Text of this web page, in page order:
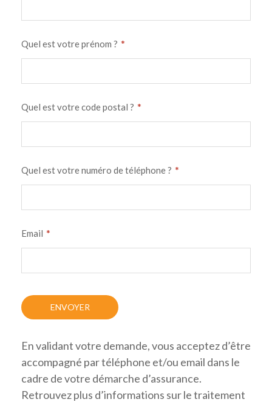
Quel est votre prénom ? *
Quel est votre code postal ? *
Quel est votre numéro de téléphone ? *
Email *
En validant votre demande, vous acceptez d’être
accompagné par téléphone et/ou email dans le
cadre de votre démarche d’assurance.
Retrouvez plus d’informations sur le traitement